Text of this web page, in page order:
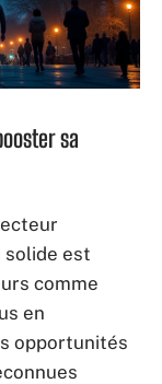
sa
solide est
comme
en
opportunités